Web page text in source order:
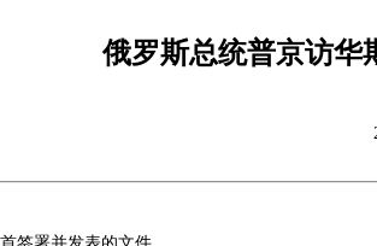
俄罗斯总统普京访华